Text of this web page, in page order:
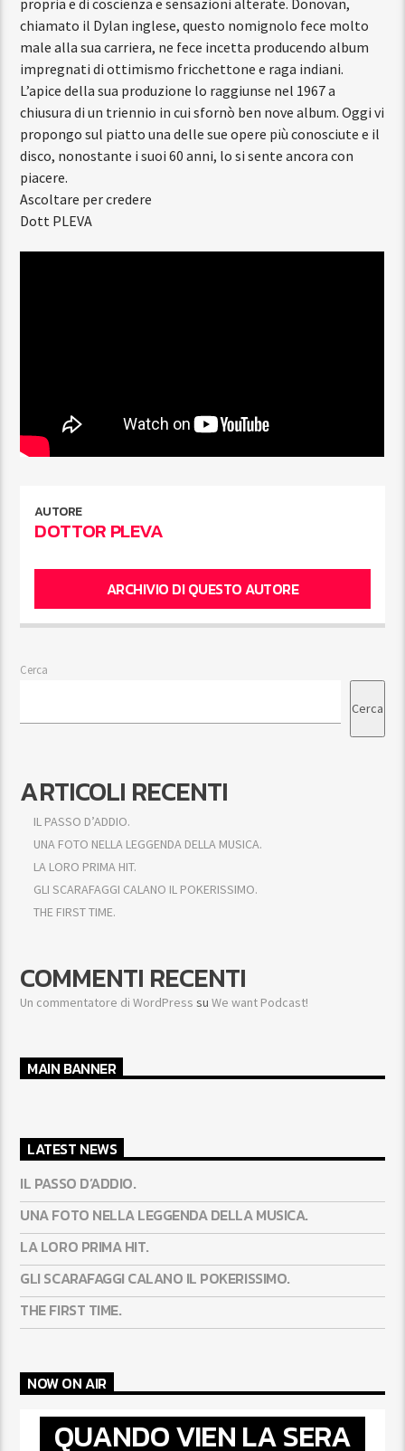
chiamato il Dylan inglese, questo nomignolo fece molto
male alla sua carriera, ne fece incetta producendo album
impregnati di ottimismo fricchettone e raga indiani.
L’apice della sua produzione lo raggiunse nel 1967 a
chiusura di un triennio in cui sfornò ben nove album. Oggi vi
propongo sul piatto una delle sue opere più conosciute e il
disco, nonostante i suoi 60 anni, lo si sente ancora con
piacere.
Ascoltare per credere
Dott PLEVA
AUTORE
DOTTOR PLEVA
ARCHIVIO DI QUESTO AUTORE
Cerca
Cerca
ARTICOLI RECENTI
IL PASSO D’ADDIO.
UNA FOTO NELLA LEGGENDA DELLA MUSICA.
LA LORO PRIMA HIT.
GLI SCARAFAGGI CALANO IL POKERISSIMO.
THE FIRST TIME.
COMMENTI RECENTI
Un commentatore di WordPress suWe want Podcast!
MAIN BANNER
LATEST NEWS
IL PASSO D’ADDIO.
UNA FOTO NELLA LEGGENDA DELLA MUSICA.
LA LORO PRIMA HIT.
GLI SCARAFAGGI CALANO IL POKERISSIMO.
THE FIRST TIME.
NOW ON AIR
QUANDO VIEN LA SERA